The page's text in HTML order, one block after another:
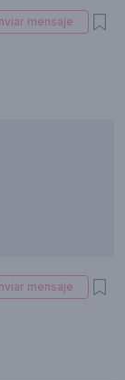
mensaje
mensaje